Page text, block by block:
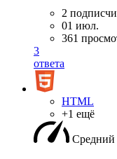
2
01 июл.
361
3
ответа
HTML
+1 ещё
Средний